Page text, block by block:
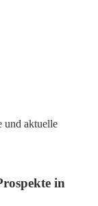
und aktuelle
in